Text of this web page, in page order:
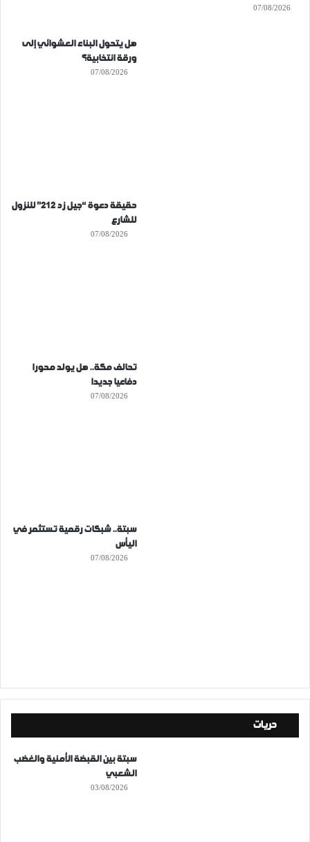
07/08/2026
هل يتحول البناء العشوائي إلى
ورقة انتخابية؟
07/08/2026
حقيقة دعوة “جيل زد 212” للنزول
للشارع
07/08/2026
تحالف مكة.. هل يولد محورا
دفاعيا جديدا
07/08/2026
سبتة.. شبكات رقمية تستثمر في
اليأس
07/08/2026
حريات
سبتة بين القبضة الأمنية والغضب
الشعبي
03/08/2026